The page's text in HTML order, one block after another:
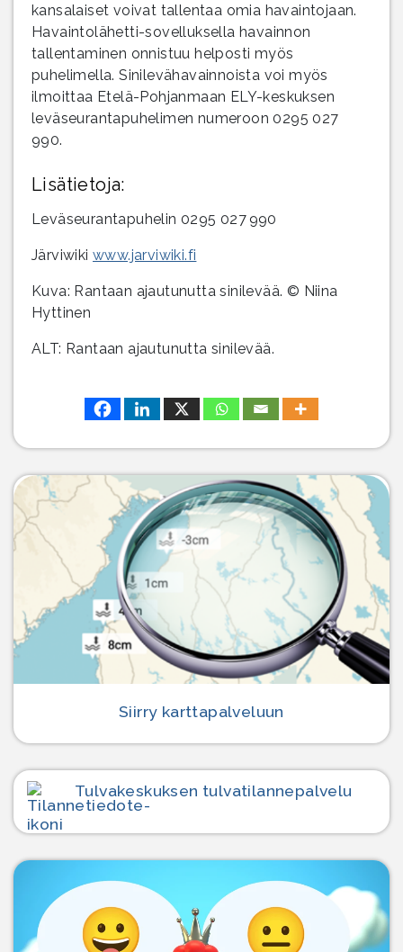
kansalaiset voivat tallentaa omia havaintojaan.
Havaintolähetti-sovelluksella havainnon
tallentaminen onnistuu helposti myös
puhelimella. Sinilevähavainnoista voi myös
ilmoittaa Etelä-Pohjanmaan ELY-keskuksen
leväseurantapuhelimen numeroon 0295 027
990.
Lisätietoja:
Leväseurantapuhelin 0295 027 990
Järviwikiwww.jarviwiki.fi
Kuva: Rantaan ajautunutta sinilevää. © Niina
Hyttinen
ALT: Rantaan ajautunutta sinilevää.
Siirry karttapalveluun
Tulvakeskuksen tulvatilanne­palvelu